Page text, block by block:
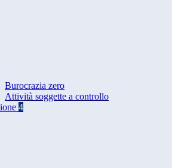
Burocrazia zero
Attività soggette a controllo
4